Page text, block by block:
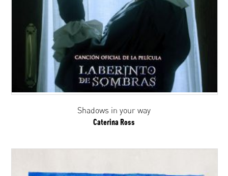
Shadows in your way
Caterina Ross